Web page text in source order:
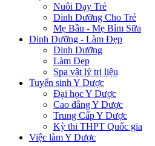
Nuôi Dạy Trẻ
Dinh Dưỡng Cho Trẻ
Mẹ Bầu - Mẹ Bỉm Sữa
Dinh Dưỡng - Làm Đẹp
Dinh Dưỡng
Làm Đẹp
Spa vật lý trị liệu
Tuyển sinh Y Dược
Đại học Y Dược
Cao đẳng Y Dược
Trung Cấp Y Dược
Kỳ thi THPT Quốc gia
Việc làm Y Dược